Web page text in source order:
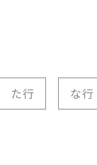
た行 な行